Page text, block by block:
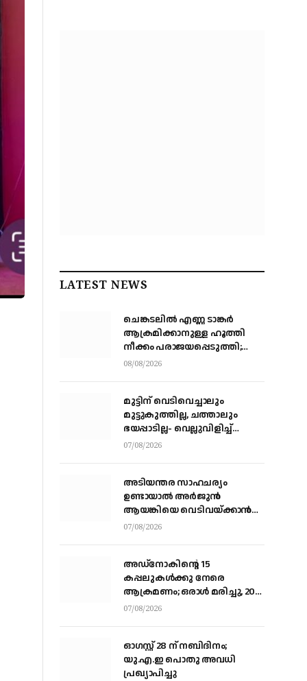
LATEST NEWS
ചെങ്കടലില്‍ എണ്ണ ടാങ്കര്‍
ആക്രമിക്കാനുള്ള ഹൂത്തി
നീക്കം പരാജയപ്പെടുത്തി;
യെമൻ സംഘർഷത്തിലേക്ക്
08/08/2026
മുട്ടിന് വെടിവെച്ചാലും
മുട്ടുകുത്തില്ല, ചത്താലും
ഭയപ്പാടില്ല- വെല്ലുവിളിച്ച്
വീണ്ടും അർജ്ജുൻ ആയങ്കി
07/08/2026
അടിയന്തര സാഹചര്യം
ഉണ്ടായാല്‍ അര്‍ജുന്‍
ആയങ്കിയെ വെടിവയ്ക്കാന്‍
നിര്‍ദേശം
07/08/2026
അഡ്നോകിന്റെ 15
കപ്പലുകള്‍ക്കു നേരെ
ആക്രമണം; ഒരാള്‍ മരിച്ചു, 20
പേര്‍ക്ക് പരിക്ക്
07/08/2026
ഓഗസ്റ്റ് 28 ന് നബിദിനം;
യു.എ.ഇ പൊതു അവധി
പ്രഖ്യാപിച്ചു